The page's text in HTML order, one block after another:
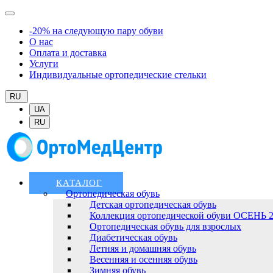
-20% на следующую пару обуви
О нас
Оплата и доставка
Услуги
Индивидуальные ортопедические стельки
RU
UA
RU
КАТАЛОГ
Ортопедическая обувь
Детская ортопедическая обувь
Коллекция ортопедической обуви ОСЕНЬ
Ортопедическая обувь для взрослых
Диабетическая обувь
Летняя и домашняя обувь
Весенняя и осенняя обувь
Зимняя обувь